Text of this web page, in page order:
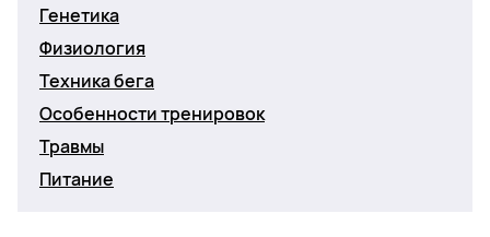
Генетика
Физиология
Техника бега
Особенности тренировок
Травмы
Питание